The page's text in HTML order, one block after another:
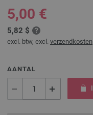
5,00 €
5,82 $
excl. btw, excl. verzendkosten
AANTAL